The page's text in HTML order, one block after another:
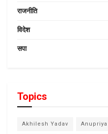
राजनीति
विदेश
सपा
Topics
Akhilesh Yadav